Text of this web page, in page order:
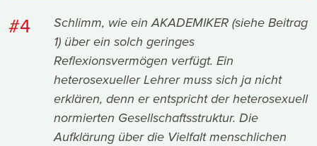
#4
Schlimm, wie ein AKADEMIKER (siehe Beitrag
1) über ein solch geringes
Reflexionsvermögen verfügt. Ein
heterosexueller Lehrer muss sich ja nicht
erklären, denn er entspricht der heterosexuell
normierten Gesellschaftsstruktur. Die
Aufklärung über die Vielfalt menschlichen